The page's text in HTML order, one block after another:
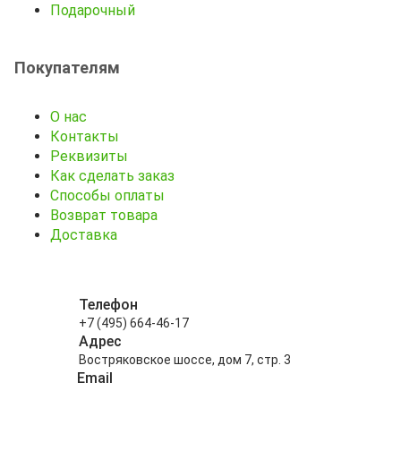
Подарочный
Покупателям
О нас
Контакты
Реквизиты
Как сделать заказ
Способы оплаты
Возврат товара
Доставка
Телефон
+7 (495) 664-46-17
Адрес
Востряковское шоссе, дом 7, стр. 3
Email